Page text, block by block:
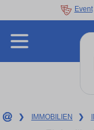
Event
❯ IMMOBILIEN ❯